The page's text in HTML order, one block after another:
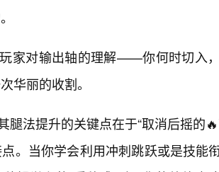
家对输出轴的理解——你何时切入
华丽的收割。
腿法提升的关键点在于“取消后摇的
。当你学会利用冲刺跳跃或是技能